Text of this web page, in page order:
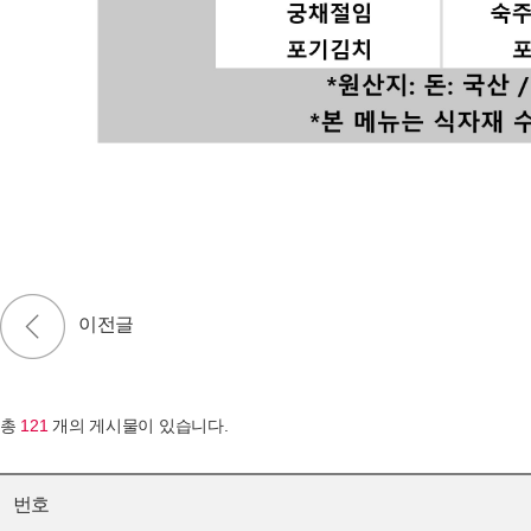
총 121 개의 게시물이 있습니다.
번호